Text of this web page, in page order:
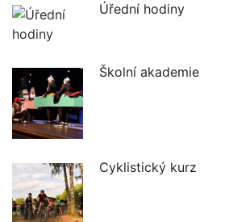
Úřední hodiny
Školní akademie
Cyklistický kurz